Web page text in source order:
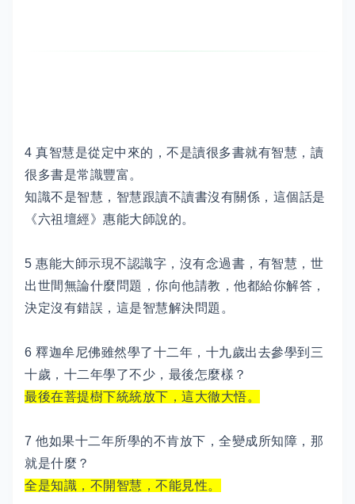
4 真智慧是從定中來的，不是讀很多書就有智慧，讀
很多書是常識豐富。
知識不是智慧，智慧跟讀不讀書沒有關係，這個話是
《六祖壇經》惠能大師說的。
5 惠能大師示現不認識字，沒有念過書，有智慧，世
出世間無論什麼問題，你向他請教，他都給你解答，
決定沒有錯誤，這是智慧解決問題。
6 釋迦牟尼佛雖然學了十二年，十九歲出去參學到三
十歲，十二年學了不少，最後怎麼樣？
最後在菩提樹下統統放下，這大徹大悟。
7 他如果十二年所學的不肯放下，全變成所知障，那
就是什麼？
全是知識，不開智慧，不能見性。